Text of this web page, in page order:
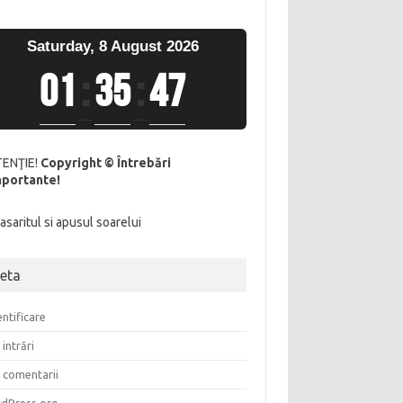
Saturday, 8 August 2026
01 35 48
Copyright © Întrebări
intrări
comentarii